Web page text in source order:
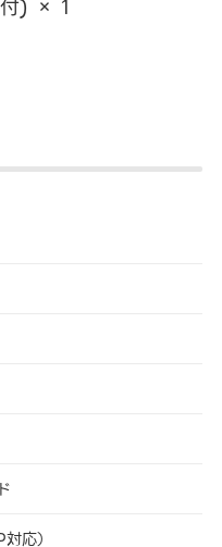
) × 1
応）